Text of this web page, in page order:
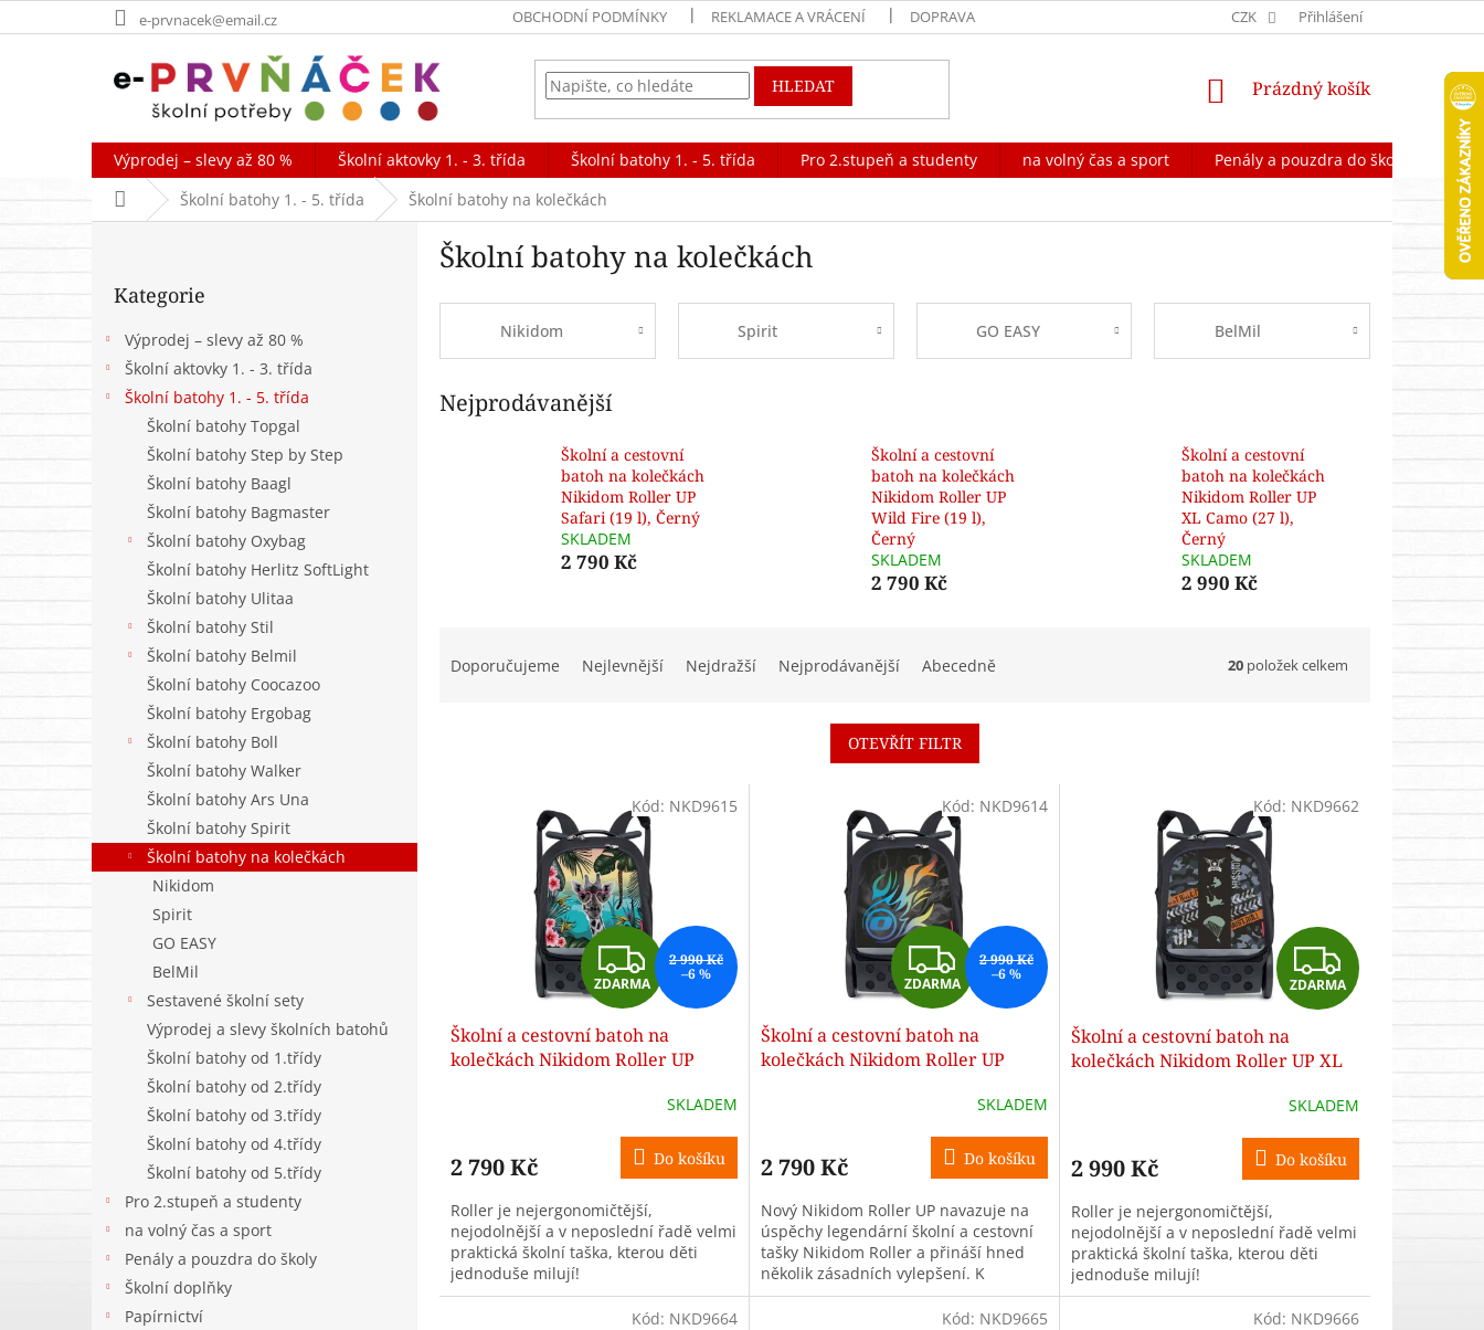
na
e-prvnacek@email.cz OBCHODNÍ PODMÍNKY REKLAMACE A VRÁCENÍ DOPRAVA FORMULÁŘ NA ODSTOUPENÍ OD
CZK Přihlášení
HLEDAT
NÁKUPNÍ
Prázdný košík
Výprodej – slevy až 80 % Školní aktovky 1. - 3. třída Školní batohy 1. - 5. třída Pro 2.stupeň a studenty na volný čas a sport Penály a pouzdra do školy
Domů Školní batohy 1. - 5. třída Školní batohy na kolečkách
P
n
kategorie
Kategorie
Výprodej – slevy až 80 %
Školní aktovky 1. - 3. třída
Školní batohy 1. - 5. třída
Školní batohy Topgal
Školní batohy Step by Step
Školní batohy Baagl
Školní batohy Bagmaster
Školní batohy Oxybag
Školní batohy Herlitz SoftLight
Školní batohy Ulitaa
Školní batohy Stil
Školní batohy Belmil
Školní batohy Coocazoo
Školní batohy Ergobag
Školní batohy Boll
Školní batohy Walker
Školní batohy Ars Una
Školní batohy Spirit
Školní batohy na kolečkách
Nikidom
Spirit
GO EASY
BelMil
Sestavené školní sety
Výprodej a slevy školních batohů
Školní batohy od 1.třídy
Školní batohy od 2.třídy
Školní batohy od 3.třídy
Školní batohy od 4.třídy
Školní batohy od 5.třídy
Pro 2.stupeň a studenty
na volný čas a sport
Penály a pouzdra do školy
Školní doplňky
Papírnictví
Školní batohy na kolečkách
Nikidom Spirit GO EASY BelMil
Nejprodávanější
Školní a cestovní
batoh na kolečkách
Nikidom Roller UP
Safari (19 l), Černý
SKLADEM
2 790 Kč
Školní a cestovní
batoh na kolečkách
Nikidom Roller UP
Wild Fire (19 l),
Černý
SKLADEM
2 790 Kč
Školní a cestovní
batoh na kolečkách
Nikidom Roller UP
XL Camo (27 l),
Černý
SKLADEM
2 990 Kč
Doporučujeme Nejlevnější Nejdražší Nejprodávanější Abecedně 20 položek celkem
OTEVŘÍT FILTR
k
Z
D
A
R
M
A
ZDARMA
2 990 Kč
–6 %
Školní a cestovní batoh na
kolečkách Nikidom Roller UP
SKLADEM
2 790 Kč Do košíku
Roller je nejergonomičtější,
nejodolnější a v neposlední řadě velmi
praktická školní taška, kterou děti
jednoduše milují!
Kód: NKD9615
Z
D
A
R
M
A
ZDARMA
2 990 Kč
–6 %
Školní a cestovní batoh na
kolečkách Nikidom Roller UP
SKLADEM
2 790 Kč Do košíku
Nový Nikidom Roller UP navazuje na
úspěchy legendární školní a cestovní
tašky Nikidom Roller a přináší hned
několik zásadních vylepšení. K
tradičním obrovským kolečkům, díky...
Kód: NKD9614
Z
D
A
R
M
A
ZDARMA
Školní a cestovní batoh na
kolečkách Nikidom Roller UP XL
SKLADEM
2 990 Kč Do košíku
Roller je nejergonomičtější,
nejodolnější a v neposlední řadě velmi
praktická školní taška, kterou děti
jednoduše milují!
Kód: NKD9662
Kód: NKD9664 Kód: NKD9665 Kód: NKD9666